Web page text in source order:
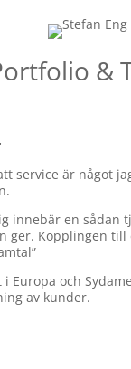
&
service är något
innebär en
Kopplingen
Europa och
av kunder.